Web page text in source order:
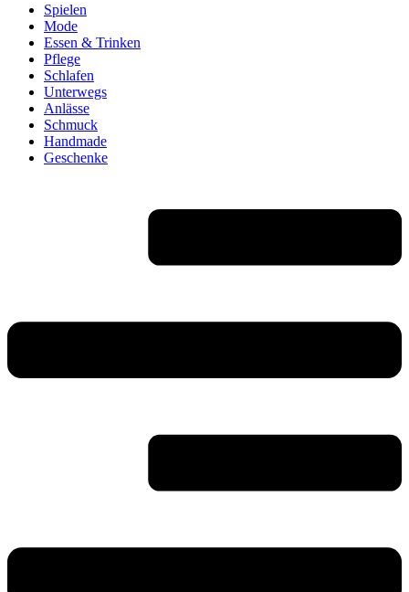
Spielen
Mode
Essen & Trinken
Pflege
Schlafen
Unterwegs
Anlässe
Schmuck
Handmade
Geschenke